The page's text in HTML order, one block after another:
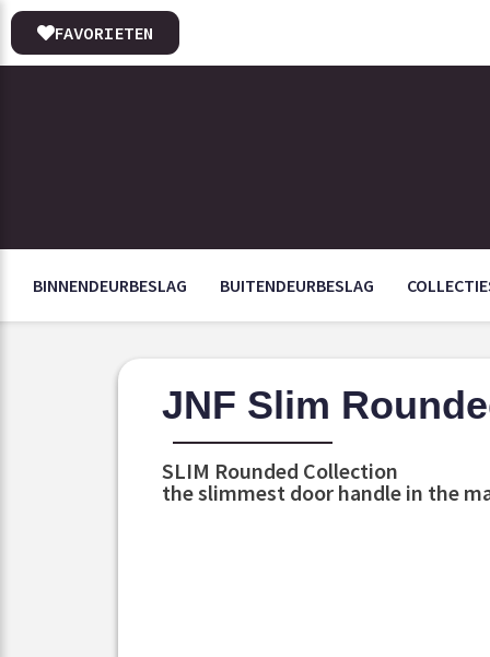
FAVORIETEN
BINNENDEURBESLAG BUITENDEURBESLAG
JNF Slim
SLIM Rounded Collection
the slimmest door handle in the